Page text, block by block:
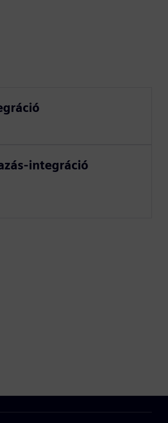
integráció